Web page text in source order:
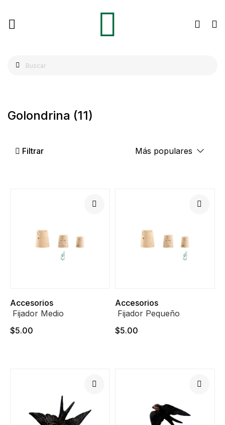
Golondrina (11)
Filtrar
Accesorios
Fijador Medio
$5.00
Accesorios
Fijador Pequeño
$5.00